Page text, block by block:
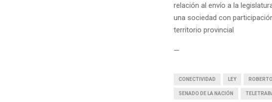
relación al envío a la
una sociedad con
territorio provincial
—
CONECTIVIDAD LEY
SENADO DE LA NACIÓN